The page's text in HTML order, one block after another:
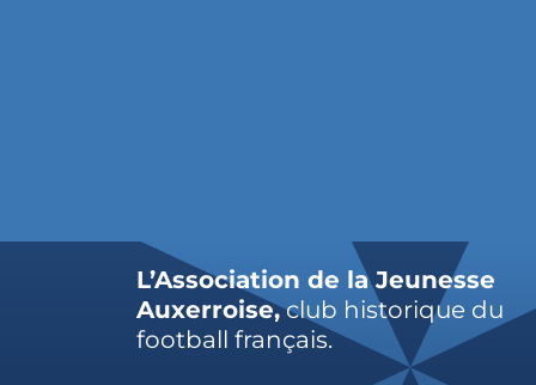
L’Association de la Jeunesse
Auxerroise,club historique du
football français.